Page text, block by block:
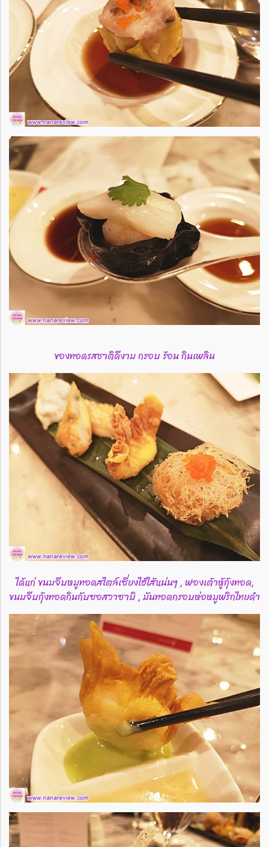
ของทอดรสชาติดีงาม กรอบ ร้อน กินเพลิน
ได้แก่ ขนมจีบหมูทอดสไตล์เซี่ยงไฮ้ไส้แน่นๆ , ฟองเต้าหู้กุ้งทอด,
ขนมจีบกุ้งทอดกินกับซอสวาซาบิ , มันทอดกรอบห่อหมูพริกไทยดำ